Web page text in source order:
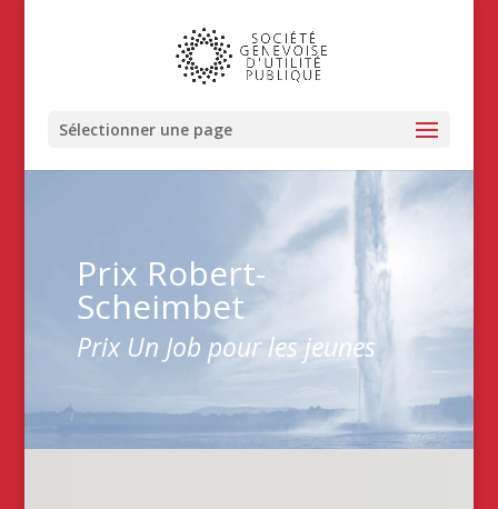
Sélectionner une page
Prix Robert-
Scheimbet
Prix Un Job pour les jeunes